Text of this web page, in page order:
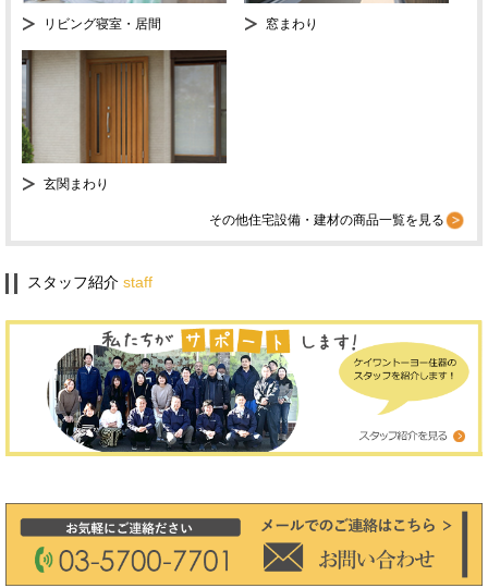
リビング寝室・居間 窓まわり
玄関まわり
その他住宅設備・建材の商品一覧を見る
スタッフ紹介 staff